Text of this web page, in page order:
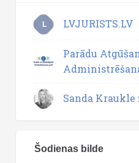
L LVJURISTS.LV
Parādu
Sanda
Šodienas bilde